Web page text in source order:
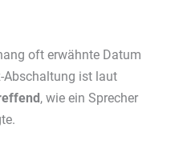
oft erwähnte Datum
Abschaltung ist laut
, wie ein Sprecher